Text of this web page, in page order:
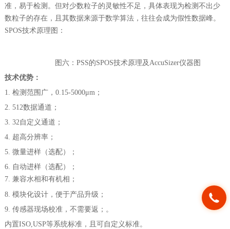
准，易于检测。但对少数粒子的灵敏性不足，具体表现为检测不出少
数粒子的存在，且其数据来源于数学算法，往往会成为假性数据峰。
SPOS技术原理图：
图六： PSS的SPOS技术原理及AccuSizer仪器图
技术优势：
1. 检测范围广， 0.15-5000μm；
2. 512数据通道；
3. 32自定义通道；
4. 超高分辨率；
5. 微量进样（选配）；
6. 自动进样（选配）；
7. 兼容水相和有机相；
8. 模块化设计，便于产品升级；
9. 传感器现场校准，不需要返；。
内置ISO,USP等系统标准，且可自定义标准。